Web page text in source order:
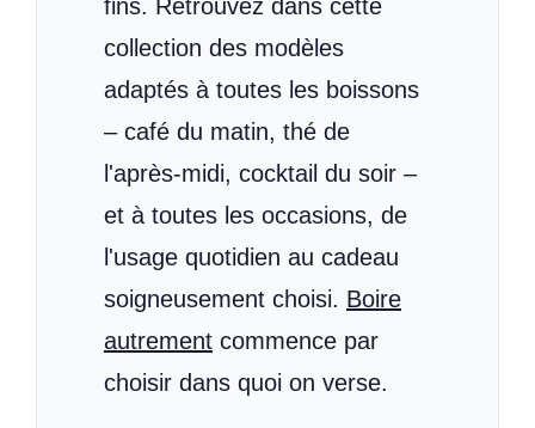
fins. Retrouvez dans cette
collection des modèles
adaptés à toutes les boissons
– café du matin, thé de
l'après-midi, cocktail du soir –
et à toutes les occasions, de
l'usage quotidien au cadeau
soigneusement choisi. Boire
autrement commence par
choisir dans quoi on verse.